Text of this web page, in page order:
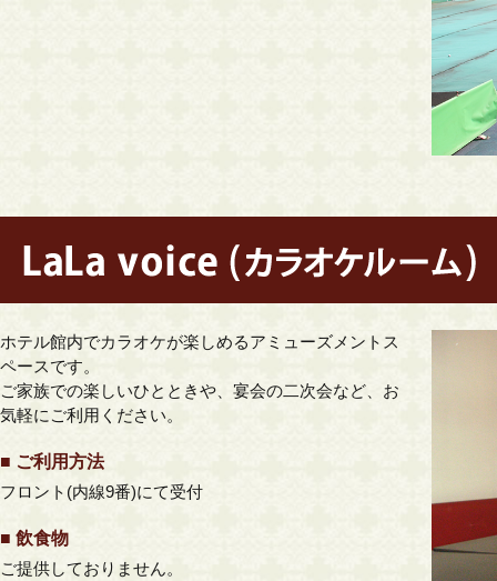
ホテル館内でカラオケが楽しめるアミューズメントス
ペースです。
ご家族での楽しいひとときや、宴会の二次会など、お
気軽にご利用ください。
■ ご利用方法
フロント(内線9番)にて受付
■ 飲食物
ご提供しておりません。